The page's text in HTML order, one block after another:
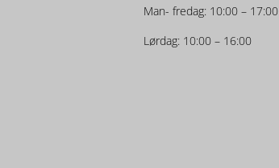
Man- fredag: 10:00 – 17:00
Lørdag: 10:00 – 16:00